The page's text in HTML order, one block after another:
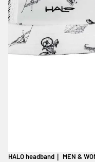
HALO headband｜ MEN &